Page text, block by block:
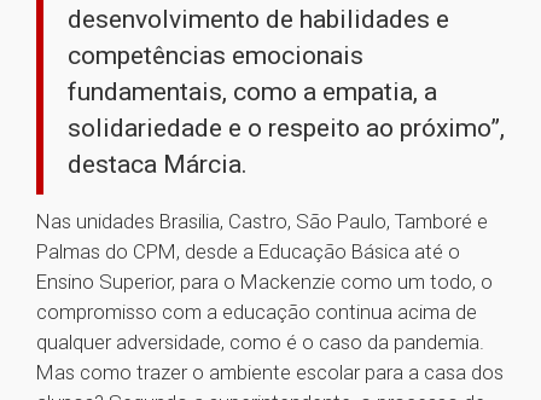
desenvolvimento de habilidades e
competências emocionais
fundamentais, como a empatia, a
solidariedade e o respeito ao próximo”,
destaca Márcia.
Nas unidades Brasilia, Castro, São Paulo, Tamboré e
Palmas do CPM, desde a Educação Básica até o
Ensino Superior, para o Mackenzie como um todo, o
compromisso com a educação continua acima de
qualquer adversidade, como é o caso da pandemia.
Mas como trazer o ambiente escolar para a casa dos